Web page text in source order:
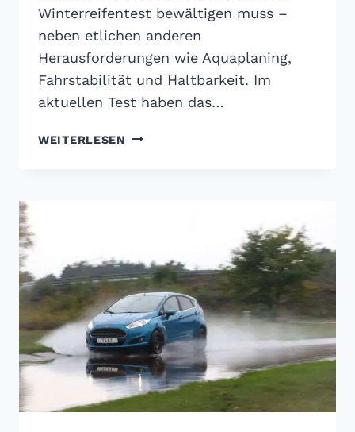
Winterreifentest bewältigen muss –
neben etlichen anderen
Herausforderungen wie Aquaplaning,
Fahrstabilität und Haltbarkeit. Im
aktuellen Test haben das…
WEITERLESEN ADAC
GUT